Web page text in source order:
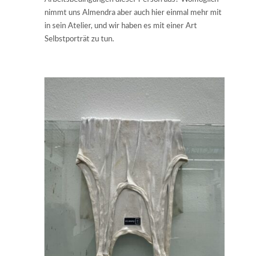
nimmt uns Almendra aber auch hier einmal mehr mit
in sein Atelier, und wir haben es mit einer Art
Selbstporträt zu tun.